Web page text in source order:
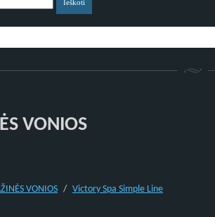
VONIOS
VONIOS Victory Spa Simple Line